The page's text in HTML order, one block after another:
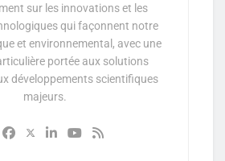
sur les innovations et les
qui façonnent notre
et environnemental, avec une
portée aux solutions
développements scientifiques
majeurs.